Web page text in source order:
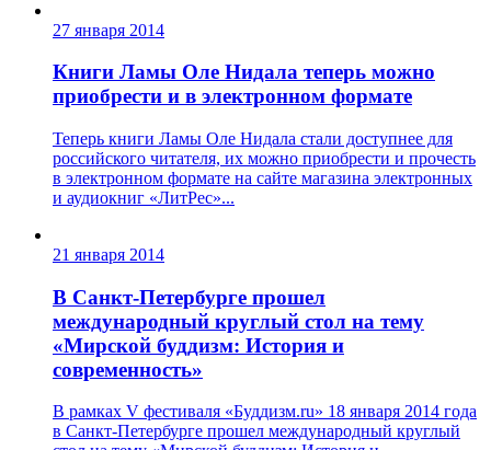
27 января 2014
Книги Ламы Оле Нидала теперь можно
приобрести и в электронном формате
Теперь книги Ламы Оле Нидала стали доступнее для
российского читателя, их можно приобрести и прочесть
в электронном формате на сайте магазина электронных
и аудиокниг «ЛитРес»...
21 января 2014
В Санкт-Петербурге прошел
международный круглый стол на тему
«Мирской буддизм: История и
современность»
В рамках V фестиваля «Буддизм.ru» 18 января 2014 года
в Санкт-Петербурге прошел международный круглый